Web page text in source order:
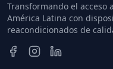
Transformando el acceso
América Latina con
reacondicionados de